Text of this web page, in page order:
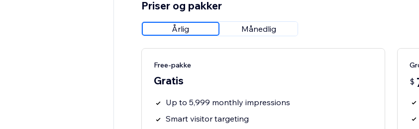
Priser og pakker
Årlig Månedlig
Free-pakke
Gratis
Up to 5,999 monthly impressions
Smart visitor targeting
$